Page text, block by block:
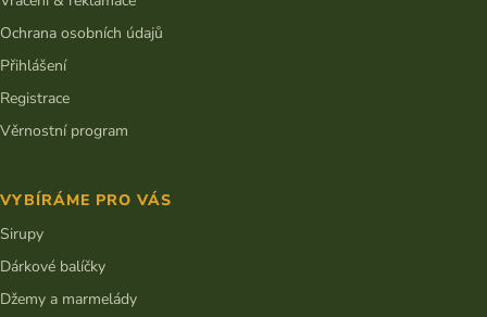
Ochrana osobních údajů
Přihlášení
Registrace
Věrnostní program
VYBÍRÁME PRO VÁS
Sirupy
Dárkové balíčky
Džemy a marmelády